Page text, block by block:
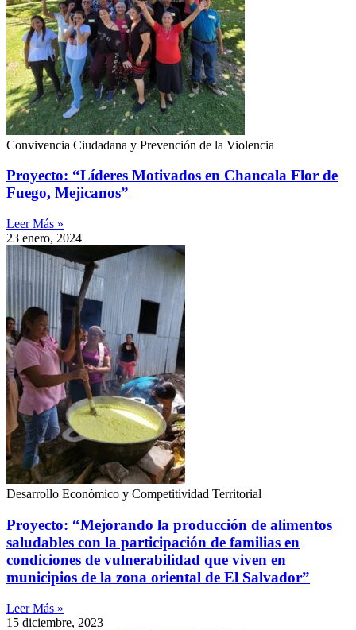
Convivencia Ciudadana y Prevención de la Violencia
Proyecto: “Líderes Motivados en Chancala Flor de
Fuego, Mejicanos”
Leer Más »
23 enero, 2024
Desarrollo Económico y Competitividad Territorial
Proyecto: “Mejorando la producción de alimentos
saludables con la participación de familias en
condiciones de vulnerabilidad que viven en
municipios de la zona oriental de El Salvador”
Leer Más »
15 diciembre, 2023